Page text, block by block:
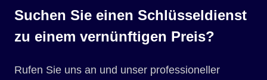
Suchen Sie einen Schlüsseldienst
zu einem vernünftigen Preis?
Rufen Sie uns an und unser professioneller